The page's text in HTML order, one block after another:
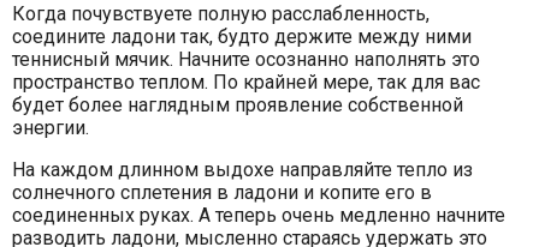
Когда почувствуете полную расслабленность,
соедините ладони так, будто держите между ними
теннисный мячик. Начните осознанно наполнять это
пространство теплом. По крайней мере, так для вас
будет более наглядным проявление собственной
энергии.
На каждом длинном выдохе направляйте тепло из
солнечного сплетения в ладони и копите его в
соединенных руках. А теперь очень медленно начните
разводить ладони, мысленно стараясь удержать это